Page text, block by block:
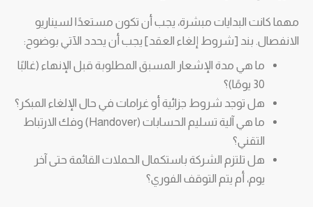
مهما كانت البدايات مبشرة، يجب أن تكون مستعدًا لسيناريو
الانفصال. بند [شروط إلغاء العقد] يجب أن يحدد الآتي بوضوح:
ما هي مدة الإشعار المسبق المطلوبة قبل الإنهاء (غالبًا
30 يومًا)؟
هل توجد شروط جزائية أو غرامات في حال الإلغاء المبكر؟
ما هي آلية تسليم الحسابات (Handover) وفك الارتباط
التقني؟
هل تلتزم الشركة باستكمال الحملات القائمة حتى آخر
يوم، أم يتم التوقف الفوري؟